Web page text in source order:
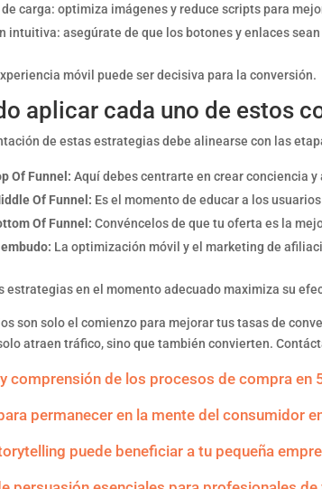
carga: optimiza imágenes y reduce scripts para
intuitiva: asegúrate de que los botones y enlaces
móvil puede ser decisiva para la conversión.
aplicar cada uno de estos
de estas estrategias debe alinearse con las
Of Funnel: Aquí debes centrarte en crear conciencia
Of Funnel: Es el momento de educar a los
Of Funnel: Convéncelos de que tu oferta es la
La optimización móvil y el marketing de
estrategias en el momento adecuado maximiza su
son solo el comienzo para mejorar tus tasas de
atraen tráfico, sino que también convierten.
comprensión de los procesos de compra en
permanecer en la mente del consumidor
puede beneficiar a tu pequeña